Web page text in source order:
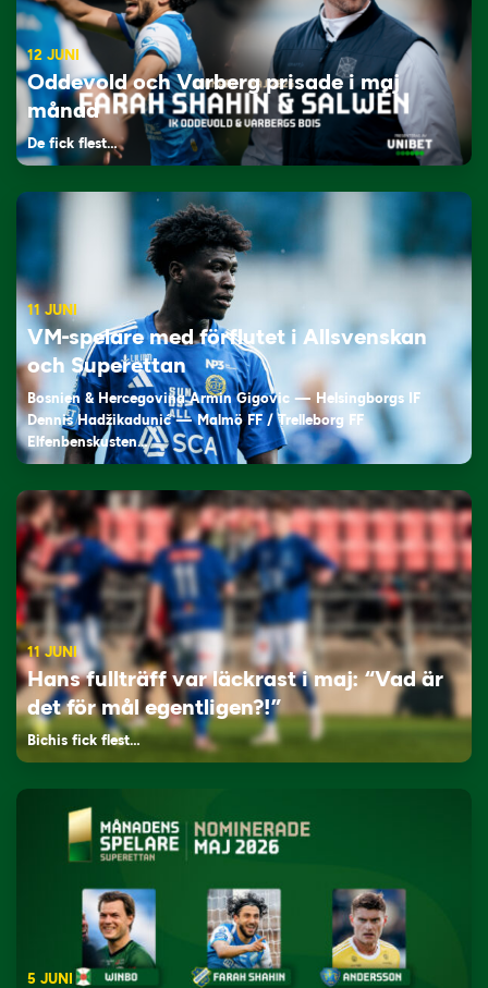
12 JUNI
Oddevold och Varberg prisade i maj
månad
De fick flest…
11 JUNI
VM-spelare med förflutet i Allsvenskan
och Superettan
Bosnien & Hercegovina Armin Gigovic — Helsingborgs IF
Dennis Hadžikadunić — Malmö FF / Trelleborg FF
Elfenbenskusten…
11 JUNI
Hans fullträff var läckrast i maj: “Vad är
det för mål egentligen?!”
Bichis fick flest…
5 JUNI